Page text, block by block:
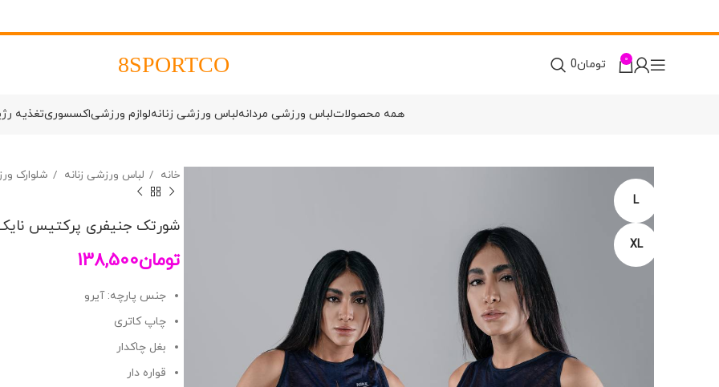
0 تومان0
8SPORTCO
همه محصولاتلباس ورزشی مردانهلباس ورزشی زنانهلوازم ورزشیاکسسوریتغذیه
L
XL
خانه لباس ورزشی زنانه شلوارک
شورتک جنیفری پرکتیس نایک کد
تومان138,500
جنس پارچه: آیرو
چاپ کاتری
بغل چاکدار
قواره دار